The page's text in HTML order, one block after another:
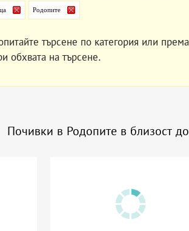
Родопите
търсене по категория или
обхвата на търсене.
Почивки в Родопите в близост до